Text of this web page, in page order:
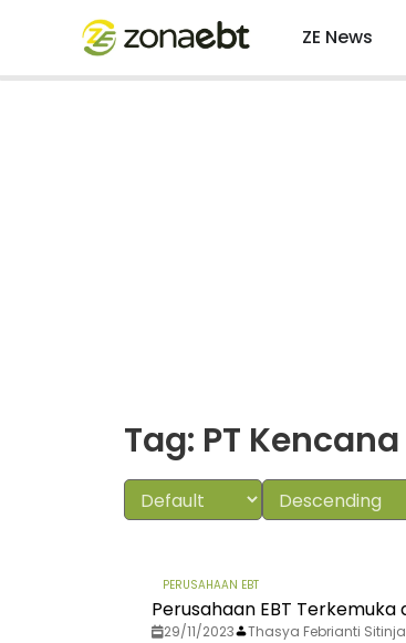
ZE News
Tag: PT
PERUSAHAAN EBT
Perusahaan EBT Terkemuka
29/11/2023 Thasya Febrianti